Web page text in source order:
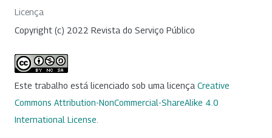
Licença
Copyright (c) 2022 Revista do Serviço Público
Este trabalho está licenciado sob uma licença Creative
Commons Attribution-NonCommercial-ShareAlike 4.0
International License